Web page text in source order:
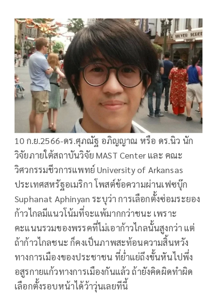
10 ก.ย.2566-ดร.ศุภณัฐ อภิญญาณ หรือ ดร.นิว นัก
วิจัยภายใต้สถาบันวิจัย MAST Center และ คณะ
วิศวกรรมชีวการแพทย์ University of Arkansas
ประเทศสหรัฐอเมริกา โพสต์ข้อความผ่านเฟซบุ๊ก
Suphanat Aphinyan ระบุว่า การเลือกตั้งซ่อมระยอง
ก้าวไกลมีแนวโน้มที่จะแพ้มากกว่าชนะ เพราะ
คะแนนรวมของพรรคที่ไม่เอาก้าวไกลนั้นสูงกว่า แต่
ถ้าก้าวไกลชนะ ก็คงเป็นภาพสะท้อนความสิ้นหวัง
ทางการเมืองของประชาชน ที่ย่ำแย่ถึงขั้นหันไปพึ่ง
อสูรกายแก้วทางการเมืองกันแล้ว ถ้ายังคิดผิดทำผิด
เลือกตั้งรอบหน้าได้ว้าวุ่นเลยทีนี้